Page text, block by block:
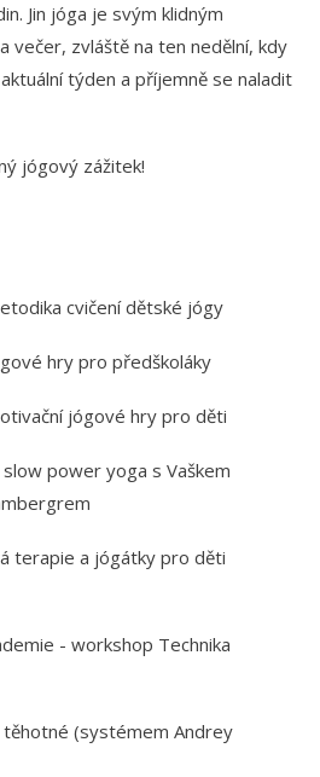
Jin jóga je svým klidným
večer, zvláště na ten nedělní, kdy
týden a příjemně se naladit
jógový zážitek!
cvičení dětské jógy
hry pro předškoláky
jógové hry pro děti
power yoga s Vaškem
terapie a jógátky pro děti
- workshop Technika
těhotné (systémem Andrey